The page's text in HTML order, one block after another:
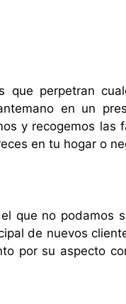
que perpetran
en un
y recogemos
en tu hogar o
que no podamos
de nuevos
por su aspecto